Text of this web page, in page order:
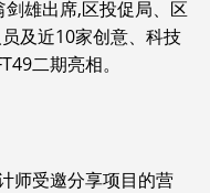
雄出席,区投促局、区
及近10家创意、科技
二期亮相。
师受邀分享项目的营